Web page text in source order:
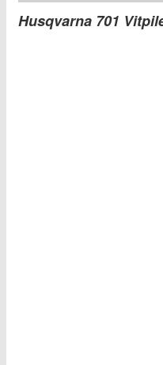
Husqvarna 701